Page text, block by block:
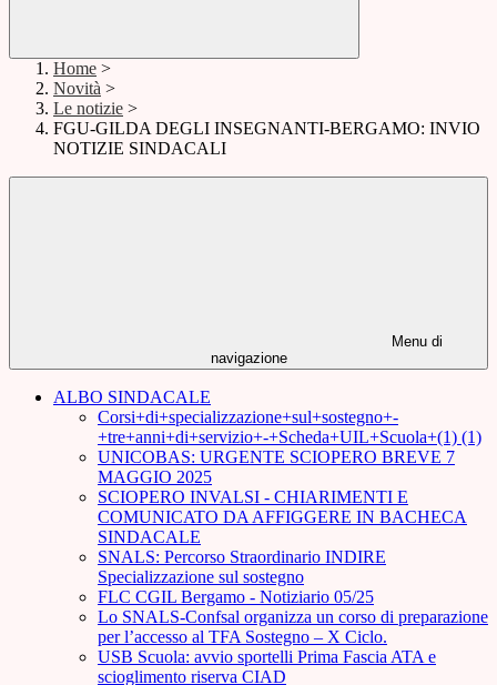
Home >
Novità >
Le notizie >
FGU-GILDA DEGLI INSEGNANTI-BERGAMO: INVIO
NOTIZIE SINDACALI
Menu di
navigazione
ALBO SINDACALE
Corsi+di+specializzazione+sul+sostegno+-
+tre+anni+di+servizio+-+Scheda+UIL+Scuola+(1) (1)
UNICOBAS: URGENTE SCIOPERO BREVE 7
MAGGIO 2025
SCIOPERO INVALSI - CHIARIMENTI E
COMUNICATO DA AFFIGGERE IN BACHECA
SINDACALE
SNALS: Percorso Straordinario INDIRE
Specializzazione sul sostegno
FLC CGIL Bergamo - Notiziario 05/25
Lo SNALS-Confsal organizza un corso di preparazione
per l’accesso al TFA Sostegno – X Ciclo.
USB Scuola: avvio sportelli Prima Fascia ATA e
scioglimento riserva CIAD